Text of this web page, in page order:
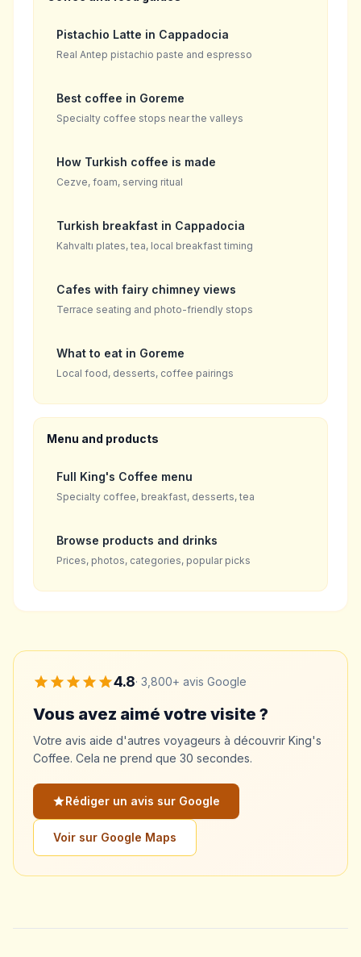
Pistachio Latte in Cappadocia
Real Antep pistachio paste and espresso
Best coffee in Goreme
Specialty coffee stops near the valleys
How Turkish coffee is made
Cezve, foam, serving ritual
Turkish breakfast in Cappadocia
Kahvaltı plates, tea, local breakfast timing
Cafes with fairy chimney views
Terrace seating and photo-friendly stops
What to eat in Goreme
Local food, desserts, coffee pairings
Menu and products
Full King's Coffee menu
Specialty coffee, breakfast, desserts, tea
Browse products and drinks
Prices, photos, categories, popular picks
4.8· 3,800+ avis Google
Vous avez aimé votre visite ?
Votre avis aide d'autres voyageurs à découvrir King's
Coffee. Cela ne prend que 30 secondes.
Rédiger un avis sur Google
Voir sur Google Maps